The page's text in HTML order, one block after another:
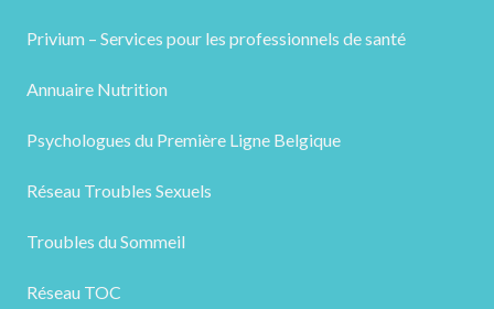
Privium – Services pour les professionnels de santé
Annuaire Nutrition
Psychologues du Première Ligne Belgique
Réseau Troubles Sexuels
Troubles du Sommeil
Réseau TOC